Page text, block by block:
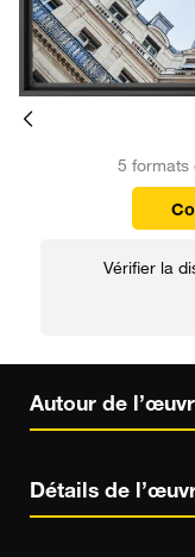
5 formats
Vérifier la
Autour de
Détails de